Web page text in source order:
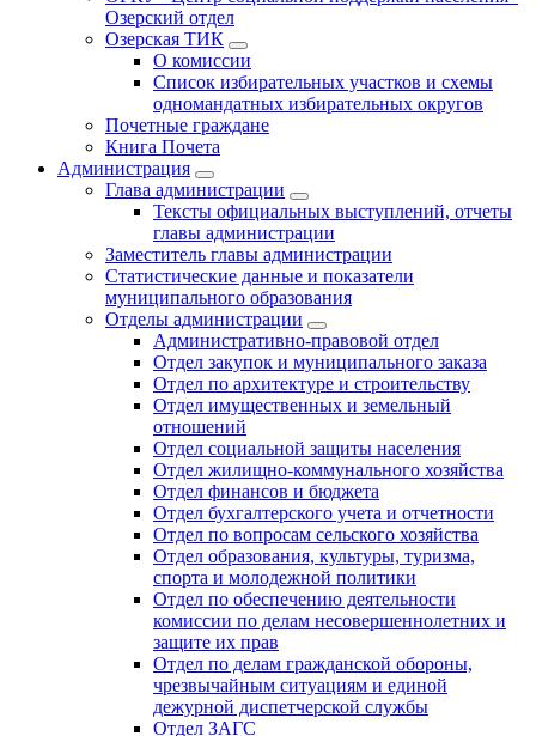
Озерский отдел
Озерская ТИК
О комиссии
Список избирательных участков и схемы
одномандатных избирательных округов
Почетные граждане
Книга Почета
Администрация
Глава администрации
Тексты официальных выступлений, отчеты
главы администрации
Заместитель главы администрации
Статистические данные и показатели
муниципального образования
Отделы администрации
Административно-правовой отдел
Отдел закупок и муниципального заказа
Отдел по архитектуре и строительству
Отдел имущественных и земельный
отношений
Отдел социальной защиты населения
Отдел жилищно-коммунального хозяйства
Отдел финансов и бюджета
Отдел бухгалтерского учета и отчетности
Отдел по вопросам сельского хозяйства
Отдел образования, культуры, туризма,
спорта и молодежной политики
Отдел по обеспечению деятельности
комиссии по делам несовершеннолетних и
защите их прав
Отдел по делам гражданской обороны,
чрезвычайным ситуациям и единой
дежурной диспетчерской службы
Отдел ЗАГС